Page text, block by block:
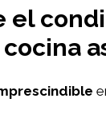
el